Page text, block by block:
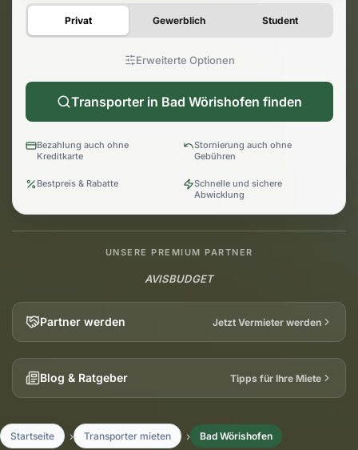
Privat Gewerblich Student
Erweiterte Optionen
Transporter in Bad Wörishofen finden
Bezahlung auch ohne
Kreditkarte
Stornierung auch ohne
Gebühren
Bestpreis & Rabatte
Schnelle und sichere
Abwicklung
UNSERE PREMIUM PARTNER
AVISBUDGET
Partner werden Jetzt Vermieter werden
Blog & Ratgeber Tipps für Ihre Miete
Startseite Transporter mieten Bad Wörishofen